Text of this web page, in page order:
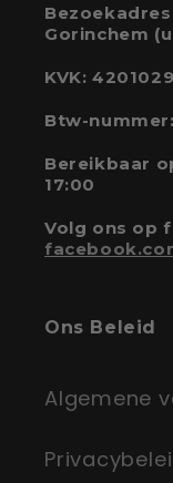
Gorinchem
KVK:
Btw-
Bereikbaar
17:00
Volg ons op
Ons Beleid
Algemene